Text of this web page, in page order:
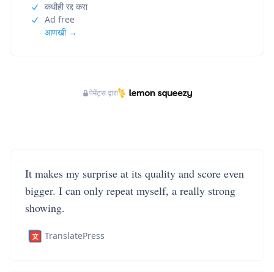
कधीही रद्द करा
Ad free
आणखी →
पेमेंट्स द्वारा
It makes my surprise at its quality and score even
bigger. I can only repeat myself, a really strong
showing.
TranslatePress